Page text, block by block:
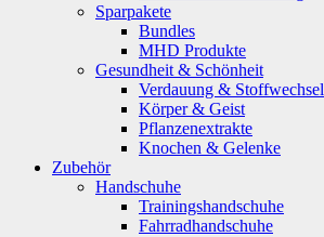
Sparpakete
Bundles
MHD Produkte
Gesundheit & Schönheit
Verdauung & Stoffwechsel
Körper & Geist
Pflanzenextrakte
Knochen & Gelenke
Zubehör
Handschuhe
Trainingshandschuhe
Fahrradhandschuhe